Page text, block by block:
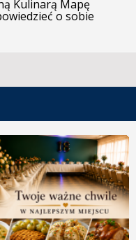
Kulinarą Mapę
o sobie